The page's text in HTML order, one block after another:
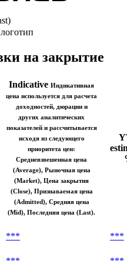
на закрытие
Indicative Индикативная
цена используется для расчета
доходностей, дюрации и
других аналитических
показателей и рассчитывается
исходя из следующего
приоритета цен:
Средневзвешенная цена
(Average), Рыночная цена
(Market), Цена закрытия
(Close), Признаваемая цена
(Admitted), Средняя цена
(Mid), Последняя цена (Last).
*** ***
*** ***